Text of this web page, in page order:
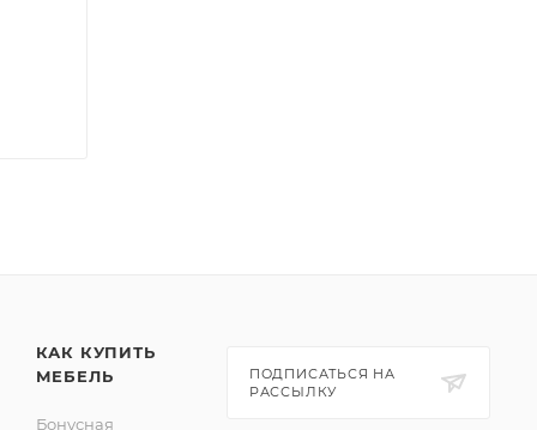
КАК КУПИТЬ
МЕБЕЛЬ
Бонусная
ПОДПИСАТЬСЯ НА
РАССЫЛКУ